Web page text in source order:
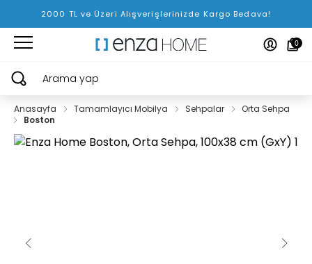
2000 TL ve Üzeri Alışverişlerinizde Kargo Bedava!
0
Arama yap
Anasayfa Tamamlayıcı Mobilya Sehpalar
Orta Sehpa
Boston